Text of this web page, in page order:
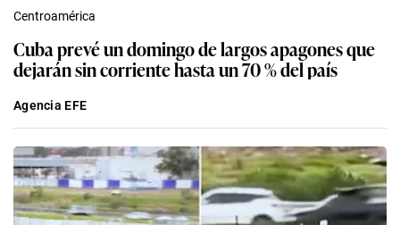
Centroamérica
Cuba prevé un domingo de largos apagones que
dejarán sin corriente hasta un 70 % del país
Agencia EFE